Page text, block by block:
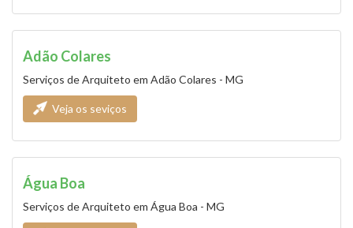
Adão Colares
Serviços de Arquiteto em Adão Colares - MG
Veja os seviços
Água Boa
Serviços de Arquiteto em Água Boa - MG